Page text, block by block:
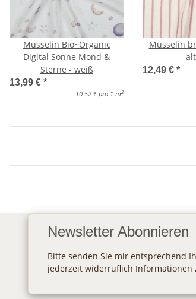
Musselin Bio~Organic
Digital Sonne Mond &
Sterne - weiß
13,99 € *
10,52 € pro 1 m2
Musselin
12,49 € *
Newsletter Abonnieren
Bitte senden Sie mir entsprechend
jederzeit widerruflich Informationen